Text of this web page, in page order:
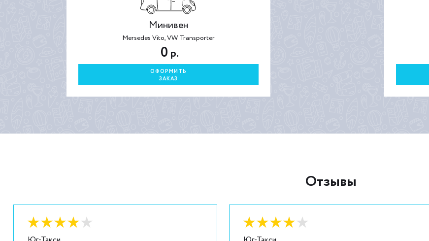
Минивен
Mersedes Vito, VW Transporter
0 р.
ОФОРМИТЬ
ЗАКАЗ
Отзывы